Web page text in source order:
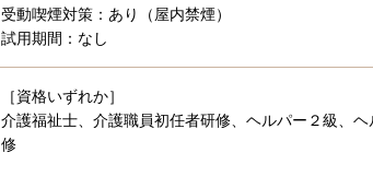
受動喫煙対策：あり（屋内禁煙）
試用期間：なし
［資格いずれか］
介護福祉士、介護職員初任者研修、ヘルパー２級、
修